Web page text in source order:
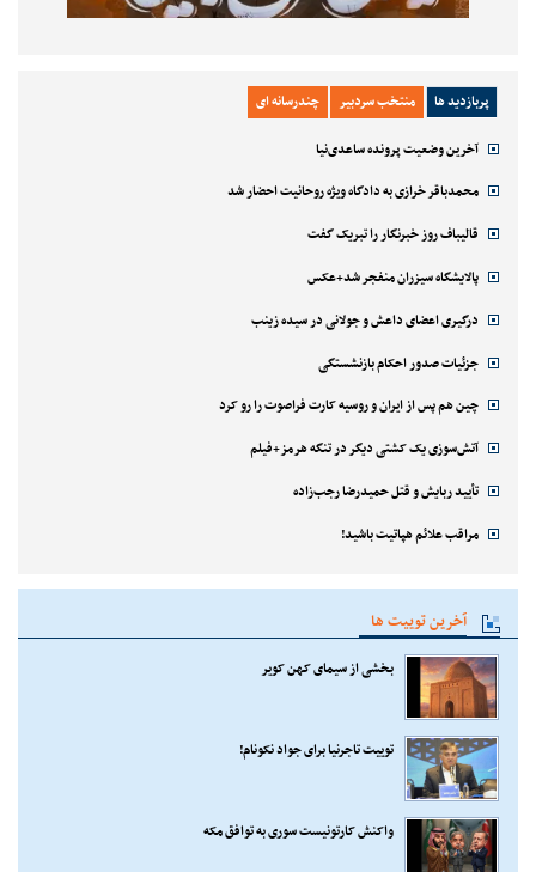
پربازدید ها منتخب سردبیر چندرسانه ای
آخرین وضعیت پرونده ساعدی‌نیا
محمدباقر خرازی به دادگاه ویژه روحانیت احضار شد
قالیباف روز خبرنگار را تبریک گفت
پالایشگاه سیزران منفجر شد+عکس
درگیری اعضای داعش و جولانی در سیده زینب
جزئیات صدور احکام بازنشستگی
چین هم پس از ایران و روسیه کارت فراصوت را رو کرد
آتش‌سوزی یک کشتی دیگر در تنگه هرمز+فیلم
تأیید ربایش و قتل حمیدرضا رجب‌زاده
مراقب علائم هپاتیت باشید!
آخرین توییت ها
بخشی از سیمای کهن کویر
توییت تاجرنیا برای جواد نکونام!
واکنش کارتونیست سوری به توافق مکه